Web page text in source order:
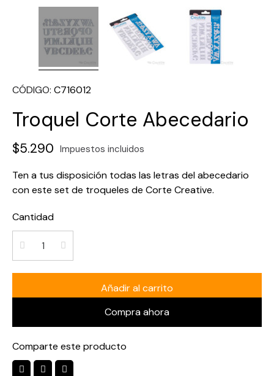
CÓDIGO C716012
Troquel Corte Abecedario
$5.290 Impuestos incluidos
Ten a tus disposición todas las letras del abecedario
con este set de troqueles de Corte Creative.
Cantidad
Añadir al carrito
Compra ahora
Comparte este producto